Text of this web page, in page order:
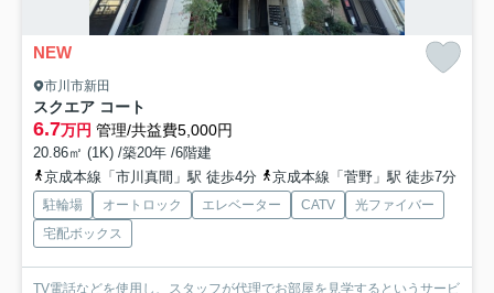
NEW
市川市新田
スクエア コート
6.7万円 管理/共益費5,000円
20.86㎡ (1K) /築20年 /6階建
京成本線「市川真間」駅 徒歩4分
京成本線「菅野」駅 徒歩7分
駐輪場 オートロック エレベーター CATV
光ファイバー
宅配ボックス
TV電話などを使用し、スタッフが代理でお部屋を見学するというサービ